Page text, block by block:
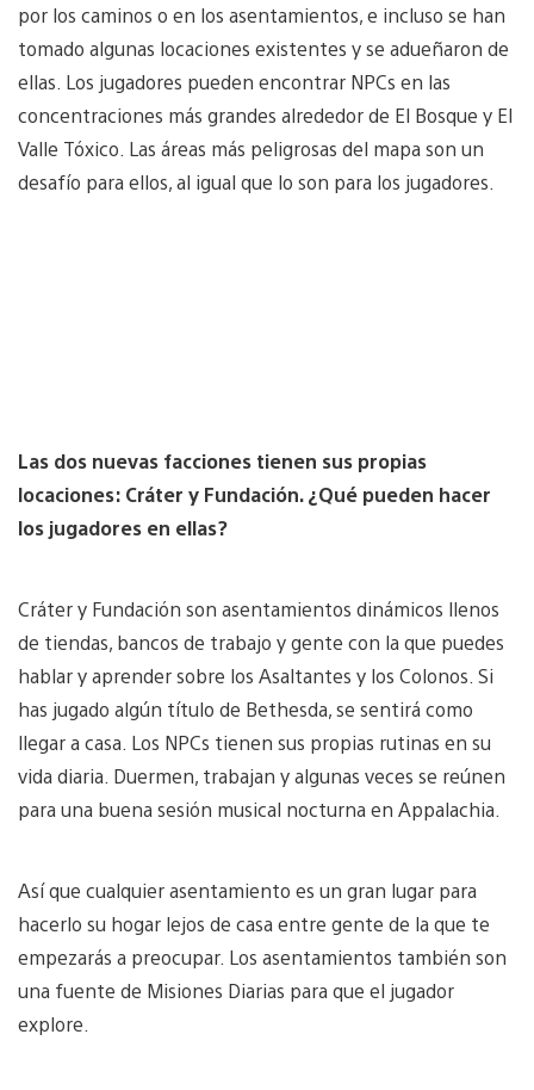
por los caminos o en los asentamientos, e incluso se han
tomado algunas locaciones existentes y se adueñaron de
ellas. Los jugadores pueden encontrar NPCs en las
concentraciones más grandes alrededor de El Bosque y El
Valle Tóxico. Las áreas más peligrosas del mapa son un
desafío para ellos, al igual que lo son para los jugadores.
Las dos nuevas facciones tienen sus propias
locaciones: Cráter y Fundación. ¿Qué pueden hacer
los jugadores en ellas?
Cráter y Fundación son asentamientos dinámicos llenos
de tiendas, bancos de trabajo y gente con la que puedes
hablar y aprender sobre los Asaltantes y los Colonos. Si
has jugado algún título de Bethesda, se sentirá como
llegar a casa. Los NPCs tienen sus propias rutinas en su
vida diaria. Duermen, trabajan y algunas veces se reúnen
para una buena sesión musical nocturna en Appalachia.
Así que cualquier asentamiento es un gran lugar para
hacerlo su hogar lejos de casa entre gente de la que te
empezarás a preocupar. Los asentamientos también son
una fuente de Misiones Diarias para que el jugador
explore.